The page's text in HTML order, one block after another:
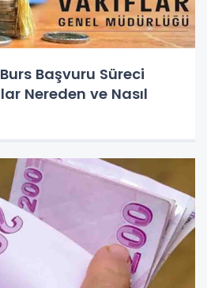
Başvuru Süreci
Nereden ve Nasıl